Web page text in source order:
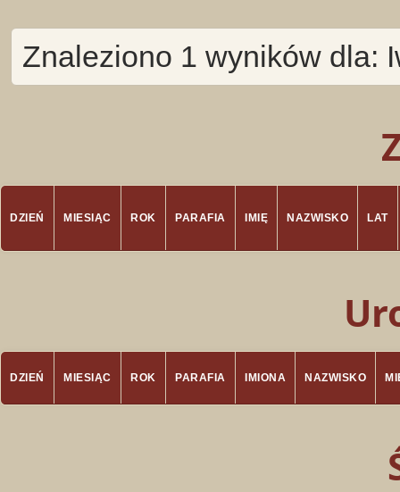
Znaleziono 1 wyników dla:
DZIEŃ MIESIĄC ROK PARAFIA IMIĘ NAZWISKO LAT
DZIEŃ MIESIĄC ROK PARAFIA IMIONA NAZWISKO